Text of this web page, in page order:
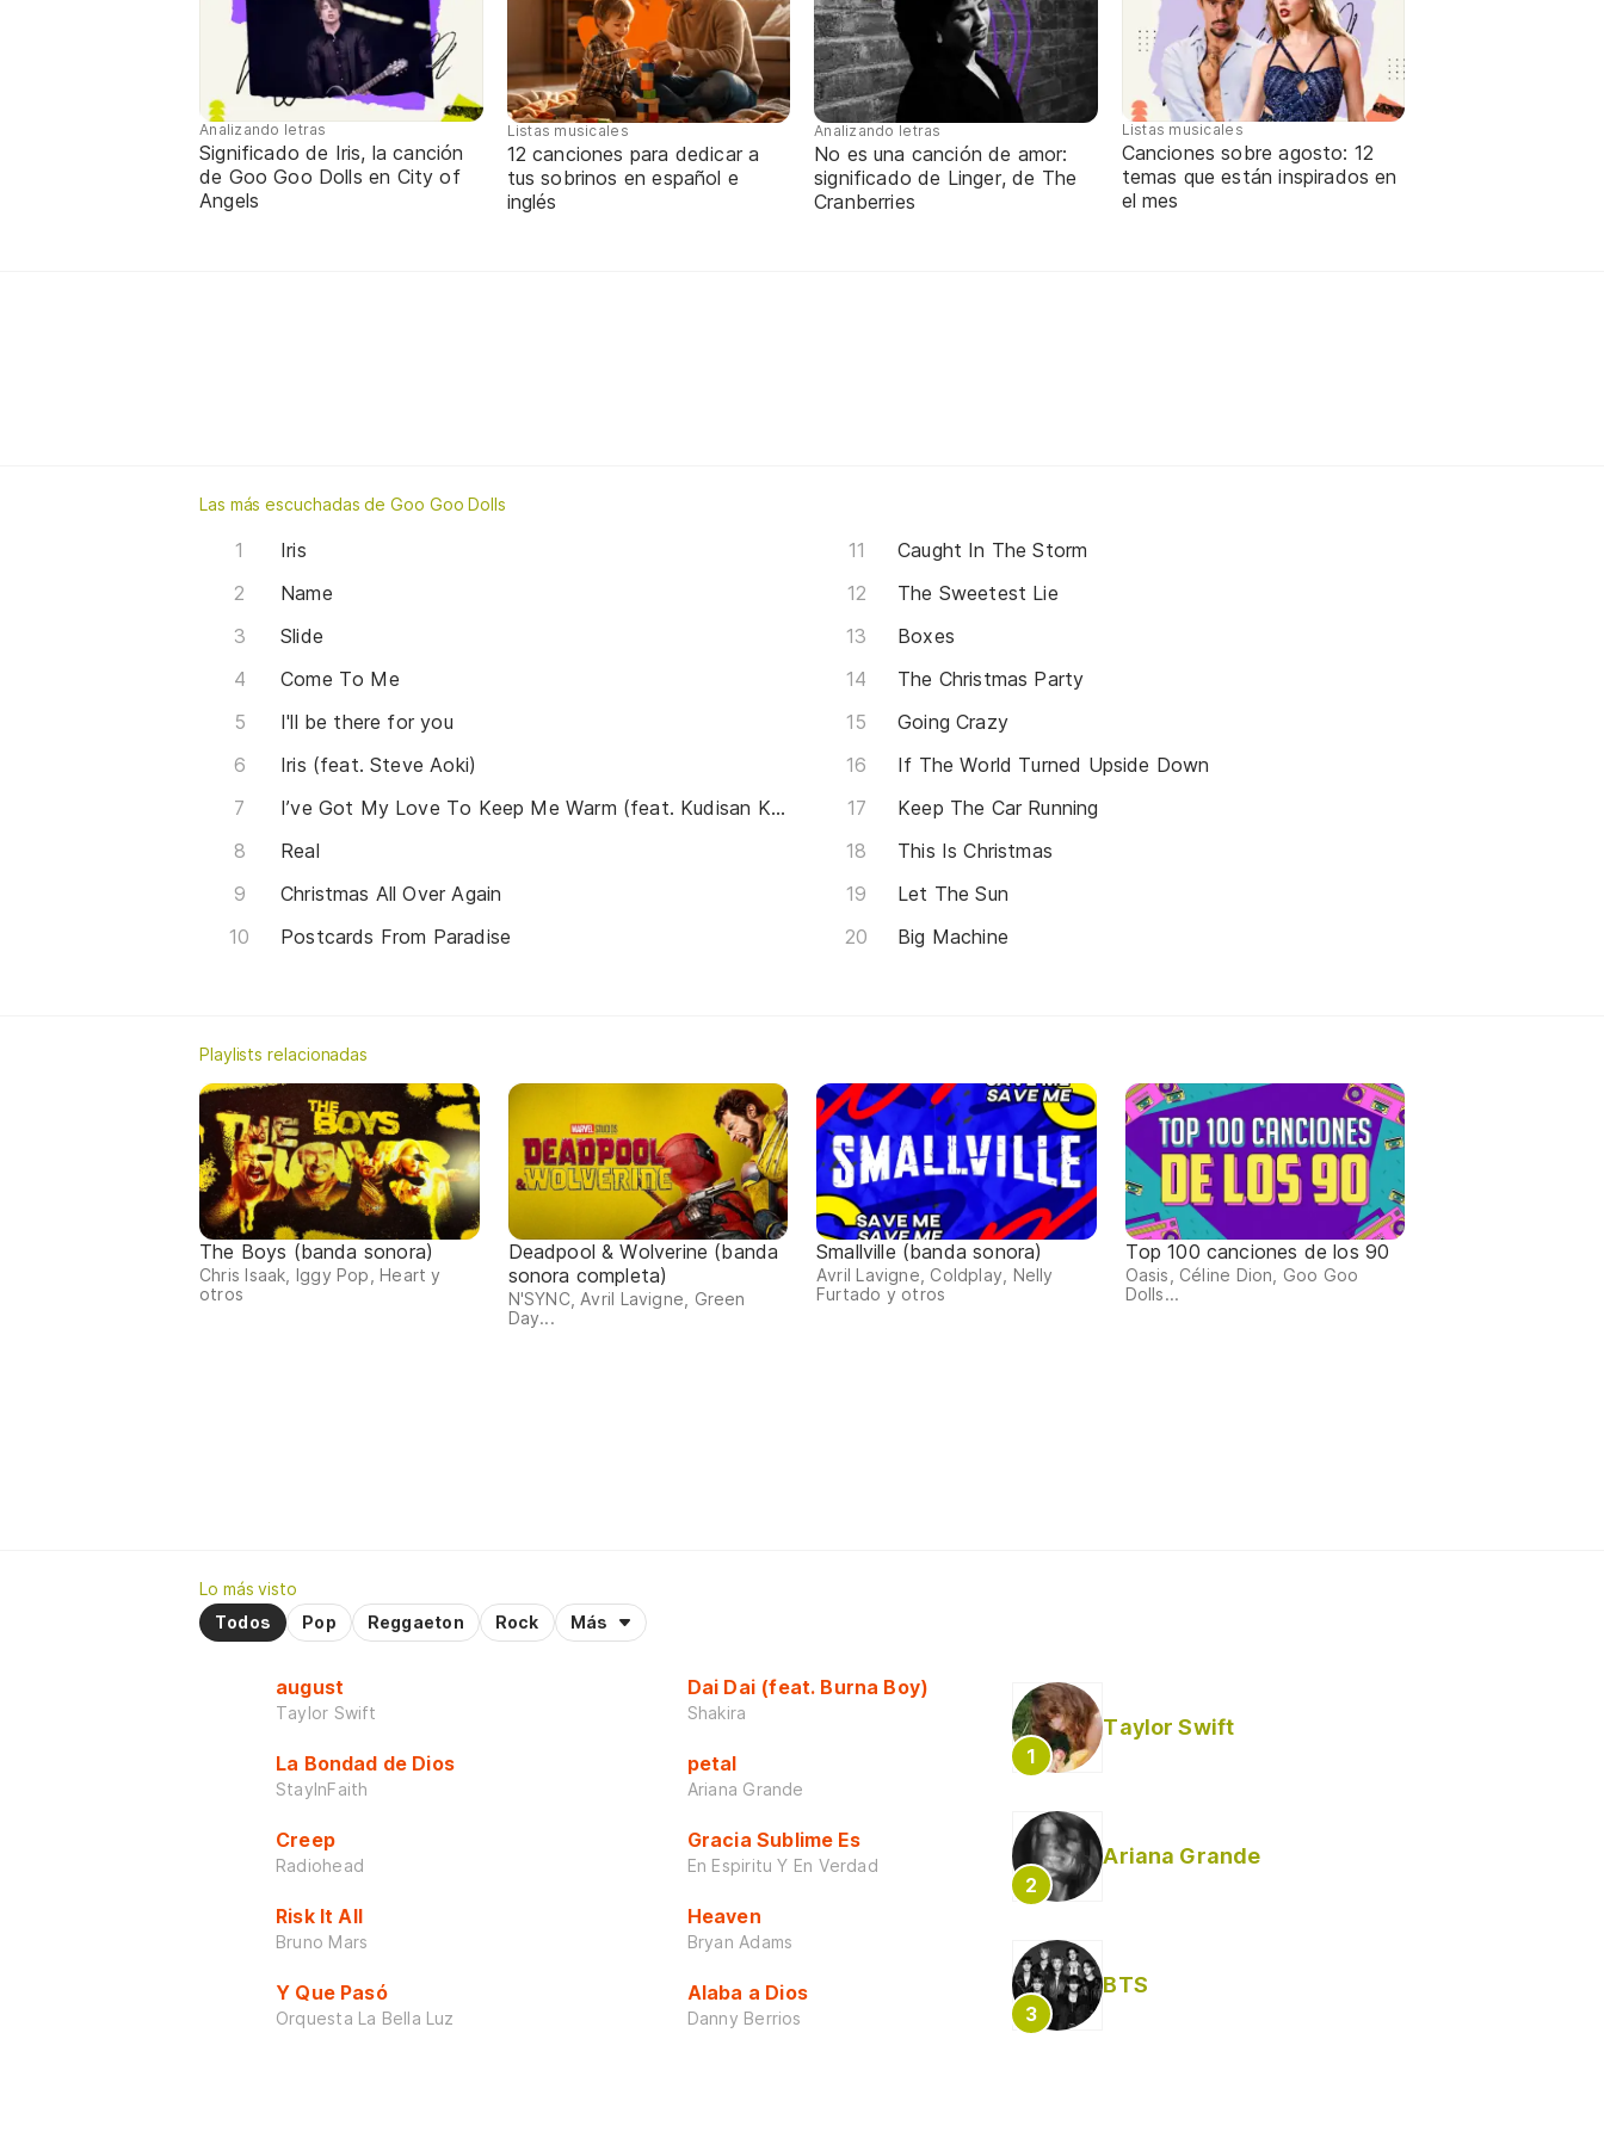
Analizando letras
Significado de Iris, la canción
de Goo Goo Dolls en City of
Angels
Listas musicales
12 canciones para dedicar a
tus sobrinos en español e
inglés
Analizando letras
No es una canción de amor:
significado de Linger, de The
Cranberries
Listas musicales
Canciones sobre agosto: 12
temas que están inspirados en
el mes
Las más escuchadas de Goo Goo Dolls
Iris
Name
Slide
Come To Me
I'll be there for you
Iris (feat. Steve Aoki)
I’ve Got My Love To Keep Me Warm (feat. Kudisan Kai)
Real
Christmas All Over Again
Postcards From Paradise
Caught In The Storm
The Sweetest Lie
Boxes
The Christmas Party
Going Crazy
If The World Turned Upside Down
Keep The Car Running
This Is Christmas
Let The Sun
Big Machine
Playlists relacionadas
The Boys (banda sonora)
Chris Isaak, Iggy Pop, Heart y
otros
Deadpool & Wolverine (banda
sonora completa)
N'SYNC, Avril Lavigne, Green
Day...
Smallville (banda sonora)
Avril Lavigne, Coldplay, Nelly
Furtado y otros
Top 100 canciones de los 90
Oasis, Céline Dion, Goo Goo
Dolls...
Lo más visto
Todos
Pop Reggaeton Rock Más
august
Taylor Swift
La Bondad de Dios
StayInFaith
Creep
Radiohead
Risk It All
Bruno Mars
Y Que Pasó
Orquesta La Bella Luz
Dai Dai (feat. Burna Boy)
Shakira
petal
Ariana Grande
Gracia Sublime Es
En Espiritu Y En Verdad
Heaven
Bryan Adams
Alaba a Dios
Danny Berrios
Taylor Swift
Ariana Grande
BTS